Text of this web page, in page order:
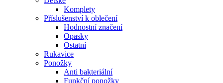
Komplety
Příslušenství k oblečení
Hodnostní značení
Opasky
Ostatní
Rukavice
Ponožky
Anti bakteriální
Funkční ponožky